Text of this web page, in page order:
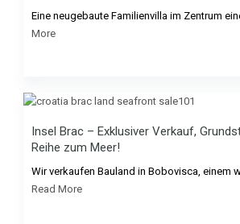
Eine neugebaute Familienvilla im Zentrum
More
Insel Brac – Exklusiver Verkauf,
Reihe zum Meer!
Wir verkaufen Bauland in Bobovisca, einem
Read More